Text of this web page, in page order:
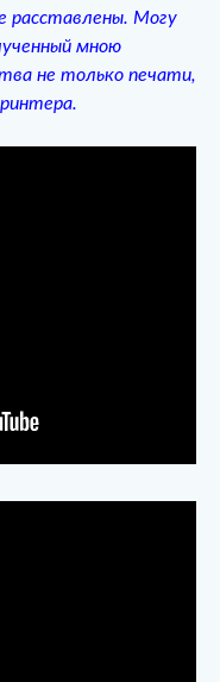
расставлены. Могу
мною
не только печати,